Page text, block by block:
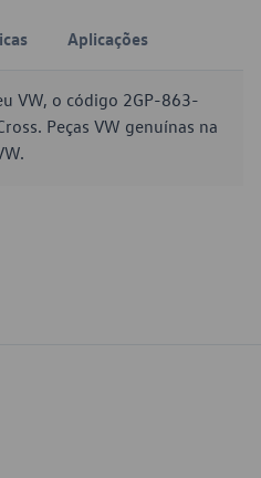
Aplicações
VW, o código 2GP-863-
Peças VW genuínas na